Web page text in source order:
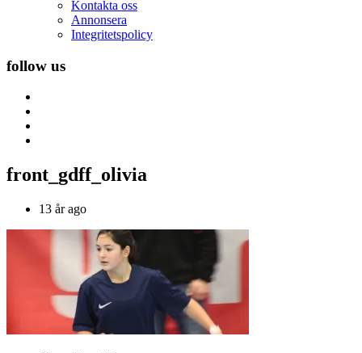
Kontakta oss
Annonsera
Integritetspolicy
follow us
front_gdff_olivia
13 år ago